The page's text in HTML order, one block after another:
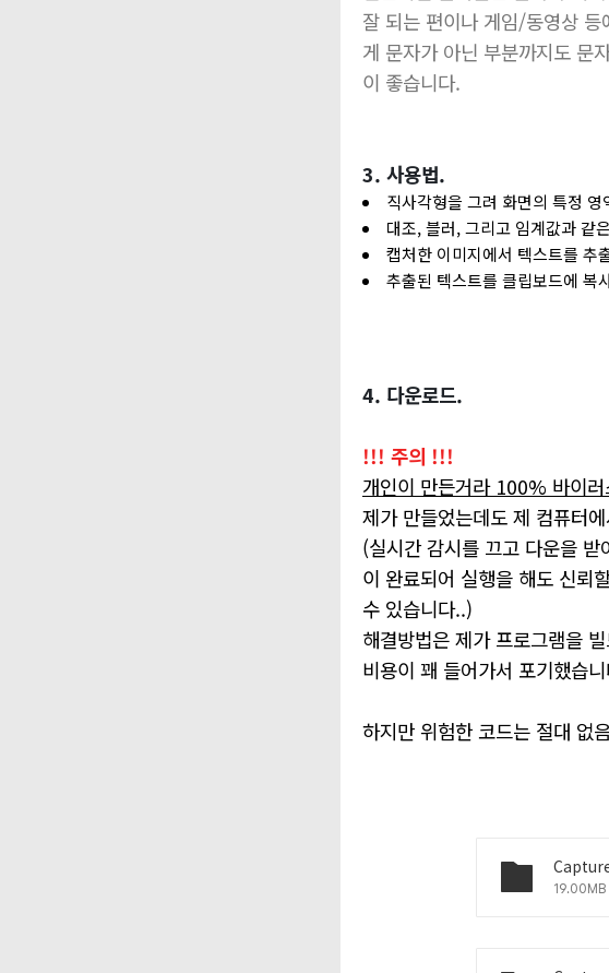
잘 되는 편이나 게임/동영상 등
게 문자가 아닌 부분까지도 문
이 좋습니다.
3. 사용법.
직사각형을 그려 화면의 특정 영
대조, 블러, 그리고 임계값과 같
캡처한 이미지에서 텍스트를 추
추출된 텍스트를 클립보드에 복
4. 다운로드.
!!! 주의 !!!
개인이 만든거라 100% 바이
제가 만들었는데도 제 컴퓨터
(실시간 감시를 끄고 다운을
이 완료되어 실행을 해도 신뢰
수 있습니다..)
해결방법은 제가 프로그램을
비용이 꽤 들어가서 포기했습
하지만 위험한 코드는 절대 없
19.00MB